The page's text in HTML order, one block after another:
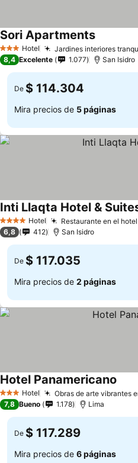
3 Estrellas
Hotel Jardines interiores
Sori ApartmentsVer
8,4 Excelente 1.077 San Isidro
De $ 114.304
Mira precios de 5 páginas
4 EstrellasHotel Restaurante en el hotel
Inti Llaqta Hotel &
6,8 412 San Isidro
De $ 117.035
Mira precios de 2 páginas
3 Estrellas
Hotel Obras de arte vibrantes
Hotel Panamericano
7,8 Bueno 1.178 Lima
De $ 117.289
Mira precios de 6 páginas